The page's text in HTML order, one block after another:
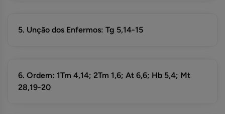
5. Unção dos Enfermos: Tg 5,14-15
6. Ordem: 1Tm 4,14; 2Tm 1,6; At 6,6; Hb 5,4; Mt
28,19-20